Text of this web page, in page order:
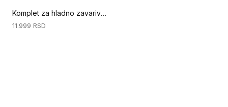
Komplet za hladno zavarivanje (Specijalni alati za podove)
11.999 RSD